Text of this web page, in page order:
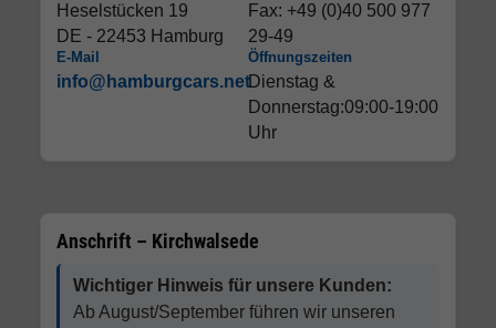
Heselstücken 19
DE - 22453 Hamburg
Fax: +49 (0)40 500 977
29-49
E-Mail
info@hamburgcars.net
Öffnungszeiten
Dienstag &
Donnerstag:09:00-19:00
Uhr
Anschrift – Kirchwalsede
Wichtiger Hinweis für unsere Kunden:
Ab August/September führen wir unseren